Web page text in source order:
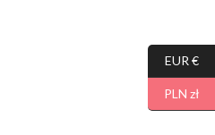
EUR €
PLN zł